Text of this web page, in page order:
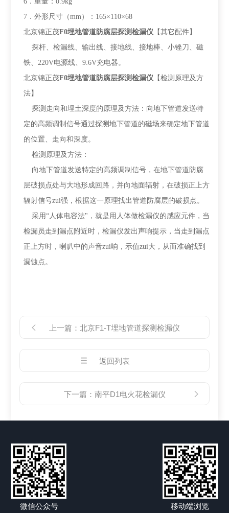
7．外形尺寸（mm）：165×110×68
北京锦正茂F0埋地管道防腐层探测检漏仪 【其它配件】
探杆、检漏线、输出线、接地线、接地棒、小锉刀、磁
铁、220V电源线、9.6V充电器。
北京锦正茂F0埋地管道防腐层探测检漏仪 【检测原理及方
法】
探测走向和埋土深度的原理及方法：向地下管道发送特
定的高频调制信号通过探测地下管道的磁场来确定地下管道
的位置、走向和深度。
检测原理及方法：
向地下管道发送特定的高频调制信号，在地下管道防腐
层破损点处与大地形成回路，并向地面辐射，在破损正上方
辐射信号zui强，根据这一原理找出管道防腐层的破损点。
采用“人体电容法"，就是用人体做检漏仪的感应元件，当
检漏员走到漏点附近时，检漏仪发出声响提示，当走到漏点
正上方时，喇叭中的声音zui响，示值zui大，从而准确找到
漏蚀点。
上一篇： 北京F1-T埋地管道探测检漏仪
返回列表
下一篇： 南平D1电火花检漏仪
微信公众号 移动端浏览